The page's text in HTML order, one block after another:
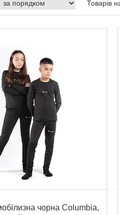
чорна Columbia,